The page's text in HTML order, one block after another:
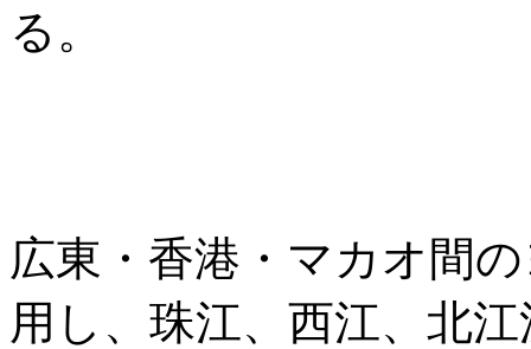
る。
広東・香港・マカオ間
用し、珠江、西江、北